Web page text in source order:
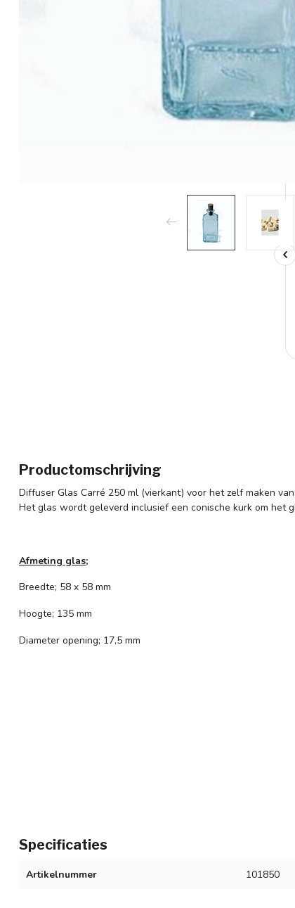
Productomschrijving
Diffuser Glas Carré 250 ml (vierkant) voor het zelf maken
Het glas wordt geleverd inclusief een conische kurk om het
Afmeting glas;
Breedte; 58 x 58 mm
Hoogte; 135 mm
Diameter opening; 17,5 mm
Specificaties
Artikelnummer 101850